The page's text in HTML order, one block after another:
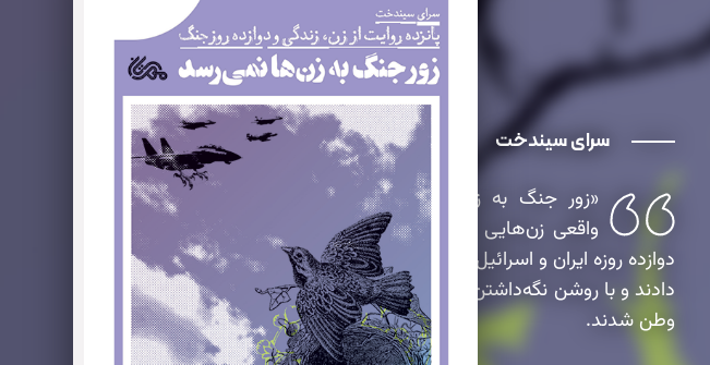
سرای سیندخت
«زور جنگ به زن‌ها نمی‌رسد» روایت
واقعی زن‌هایی است که در دل جنگ
دوازده روزه ایران و اسرائیل، زندگی را با قوت ادامه
دادند و با روشن نگه‌داشتن چراغ خانه‌ها، خانه‌بان
وطن شدند.